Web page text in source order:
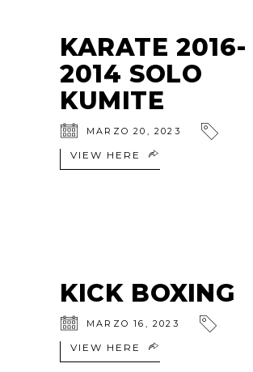
KARATE 2016-
2014 SOLO
KUMITE
MARZO 20, 2023
VIEW HERE
KICK BOXING
MARZO 16, 2023
VIEW HERE